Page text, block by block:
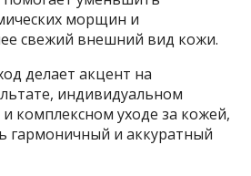
морщин и
свежий внешний вид кожи.
делает акцент на
индивидуальном
комплексном уходе за кожей,
гармоничный и аккуратный